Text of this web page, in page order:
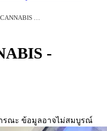
BEYOND CANNABIS - SAIREE
-
รณะ ข้อมูลอาจไม่สมบูรณ์